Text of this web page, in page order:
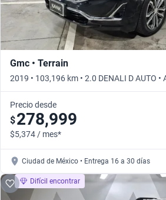
Gmc • Terrain
2019 • 103,196 km • 2.0 DENALI D AUTO
Precio desde
$278,999
$5,374 / mes*
Ciudad de México • Entrega 16 a 30 días
Difícil encontrar